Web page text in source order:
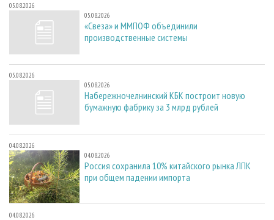
05.08.2026
05.08.2026
«Свеза» и ММПОФ объединили
производственные системы
05.08.2026
05.08.2026
Набережночелнинский КБК построит новую
бумажную фабрику за 3 млрд рублей
04.08.2026
04.08.2026
Россия сохранила 10% китайского рынка ЛПК
при общем падении импорта
04.08.2026